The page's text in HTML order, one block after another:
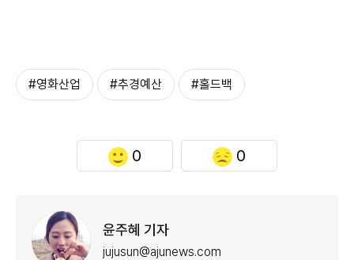
#영화산업 #추경예산 #홀드백
0 0
윤주혜 기자
jujusun@ajunews.com